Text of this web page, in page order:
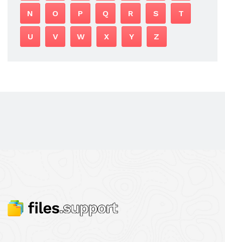
N O P Q R S T
U V W X Y Z